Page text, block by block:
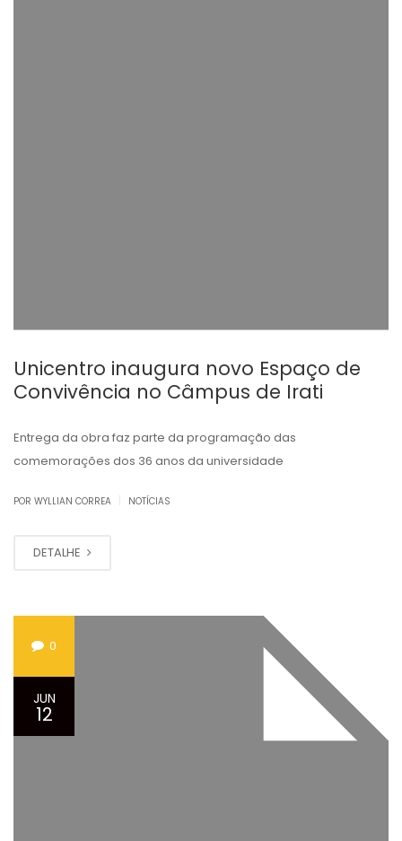
Unicentro inaugura novo Espaço de
Convivência no Câmpus de Irati
Entrega da obra faz parte da programação das
comemorações dos 36 anos da universidade
POR WYLLIAN CORREA NOTÍCIAS
DETALHE
0
JUN
12